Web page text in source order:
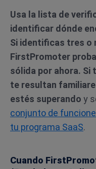
Usa la lista de
identificar dónde
Si identificas tres o
FirstPromoter
sólida por ahora. Si
te resultan
estés superando y
conjunto de
tu programa SaaS.
Cuando